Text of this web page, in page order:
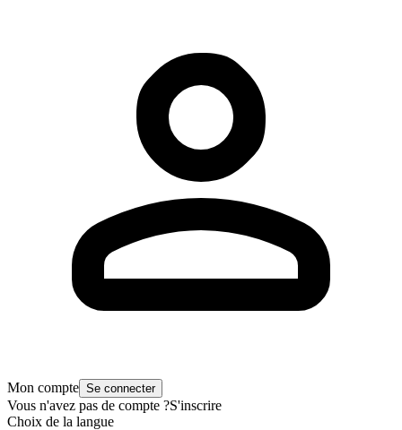
Mon compte Se connecter
Vous n'avez pas de compte ?S'inscrire
Choix de la langue